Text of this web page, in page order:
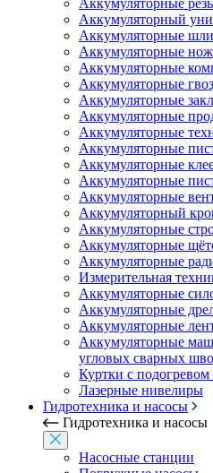
Аккумуляторные
Аккумуляторный
Аккумуляторные
Аккумуляторные
Аккумуляторные
Аккумуляторные
Аккумуляторные
Аккумуляторные
Аккумуляторные
Аккумуляторные
Аккумуляторные
Аккумуляторные
Аккумуляторные
Аккумуляторный
Аккумуляторные
Аккумуляторные
Аккумуляторные
Измерительная
Аккумуляторные
Аккумуляторные
Аккумуляторные
Аккумуляторные
угловых сварных
Куртки с подогревом
Лазерные нивелиры
Гидротехника и насосы
Гидротехника и насосы
Насосные станции